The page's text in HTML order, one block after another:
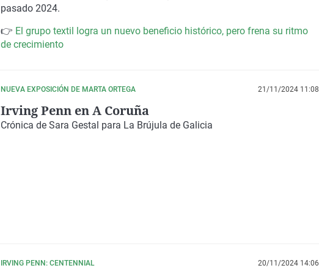
pasado 2024.
👉 El grupo textil logra un nuevo beneficio histórico, pero frena su ritmo
de crecimiento
NUEVA EXPOSICIÓN DE MARTA ORTEGA 21/11/2024 11:08
Irving Penn en A Coruña
Crónica de Sara Gestal para La Brújula de Galicia
IRVING PENN: CENTENNIAL 20/11/2024 14:06